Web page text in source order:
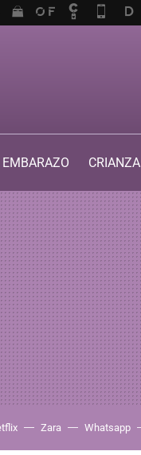
EMBARAZO CRIANZA
Zara Whatsapp